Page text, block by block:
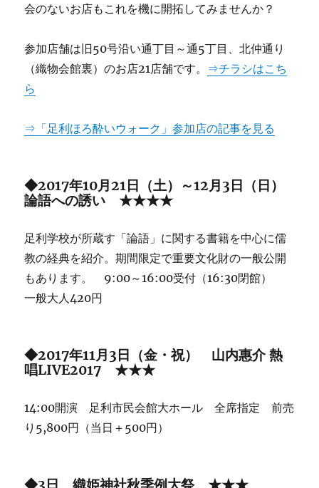
会のないお店もこれを機に開拓してみませんか？
参加店舗は旧50号沿い通丁目～通5丁目、北仲通り
（織物会館裏）のお店21店舗です。 ⇒チラシはこち
ら
⇒「足利ほろ酔いウォーク」参加店の記事を見る
◆2017年10月21日（土）～12月3日（日）
論語への誘い ★★★★
足利学校が所蔵す「論語」に関する書籍を中心に儒
教の経典を紹介。期間限定で重要文化財の一般公開
もあります。 9:00～16:00受付（16:30閉館）
一般大人420円
◆2017年11月3日（金・祝） 山内惠介 熱
唱LIVE2017 ★★★
14:00開演 足利市民会館大ホール 全席指定 前売
り5,800円（当日＋500円）
◆3日 織姫神社秋季例大祭 ★★★